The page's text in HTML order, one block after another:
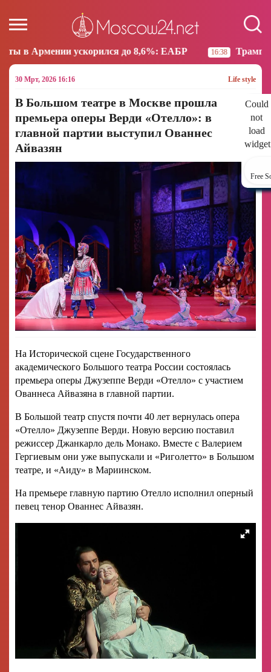
до 8,6%: ЕАБР 16:38 Трамп: США больше не
30 Мрт, 2026 16:16 Life style
Could
not
load
Free
В Большом театре в Москве прошла
премьера оперы Верди «Отелло»: в
главной партии выступил Ованнес
Айвазян
На Исторической сцене Государственного
академического Большого театра России состоялась
премьера оперы Джузеппе Верди «Отелло» с участием
Ованнеса Айвазяна в главной партии.
В Большой театр спустя почти 40 лет вернулась опера
«Отелло» Джузеппе Верди. Новую версию поставил
режиссер Джанкарло дель Монако. Вместе с Валерием
Гергиевым они уже выпускали и «Риголетто» в Большом
театре, и «Аиду» в Мариинском.
На премьере главную партию Отелло исполнил оперный
певец тенор Ованнес Айвазян.